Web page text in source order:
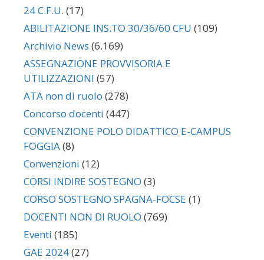
24 C.F.U. (17)
ABILITAZIONE INS.TO 30/36/60 CFU (109)
Archivio News (6.169)
ASSEGNAZIONE PROVVISORIA E
UTILIZZAZIONI (57)
ATA non di ruolo (278)
Concorso docenti (447)
CONVENZIONE POLO DIDATTICO E-CAMPUS
FOGGIA(8)
Convenzioni (12)
CORSI INDIRE SOSTEGNO (3)
CORSO SOSTEGNO SPAGNA-FOCSE (1)
DOCENTI NON DI RUOLO (769)
Eventi (185)
GAE 2024(27)